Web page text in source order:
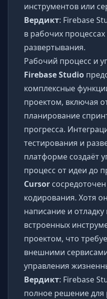
инструментов или
Вердикт: Firebase
в рабочих
развертывания.
Рабочий процесс и
Firebase Studio
комплексные
проектом, включая
планирование
прогресса.
тестирования и
платформе создаёт
процесс от идеи до
Cursor
кодирования. Хотя
написание и отладку
встроенных
проектом, что
внешними
управления
Вердикт: Firebase
полное решение для